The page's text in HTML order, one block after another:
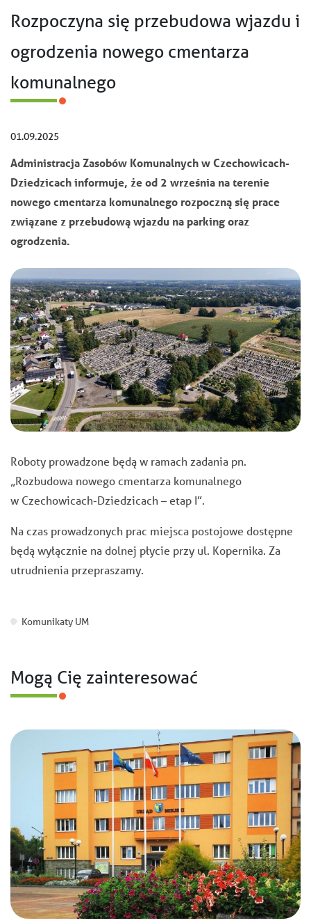
Rozpoczyna się przebudowa wjazdu i
ogrodzenia nowego cmentarza
komunalnego
01.09.2025
Administracja Zasobów Komunalnych w Czechowicach-
Dziedzicach informuje, że od 2 września na terenie
nowego cmentarza komunalnego rozpoczną się prace
związane z przebudową wjazdu na parking oraz
ogrodzenia.
Roboty prowadzone będą w ramach zadania pn.
„Rozbudowa nowego cmentarza komunalnego
w Czechowicach-Dziedzicach – etap I”.
Na czas prowadzonych prac miejsca postojowe dostępne
będą wyłącznie na dolnej płycie przy ul. Kopernika. Za
utrudnienia przepraszamy.
Komunikaty UM
Mogą Cię zainteresować